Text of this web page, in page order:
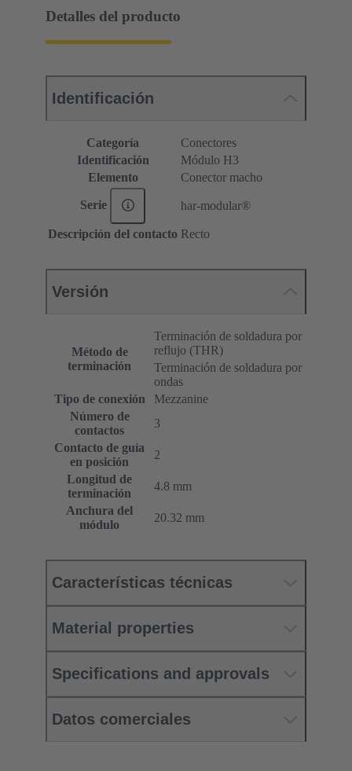
Detalles del producto
Identificación
Categoría
Conectores
Identificación
Módulo H3
Elemento
Conector macho
Serie har-modular®
Descripción del contacto Recto
Versión
Método de
terminación
Terminación de soldadura por
reflujo (THR)
Terminación de soldadura por
ondas
Tipo de conexión
Mezzanine
Número de
contactos
3
Contacto de guía
en posición
2
Longitud de
terminación
4.8 mm
Anchura del
módulo
20.32 mm
Características técnicas
Material properties
Specifications and approvals
Datos comerciales